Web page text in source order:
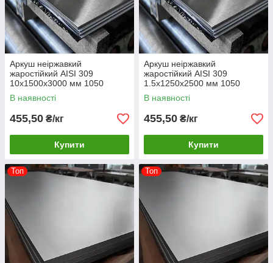
Аркуш неіржавкий
жаростійкий AISI 309
10х1500х3000 мм 1050
градусів
В наявності
455,50 ₴/кг
Купити
Аркуш неіржавкий
жаростійкий AISI 309
1.5х1250х2500 мм 1050
градусів
В наявності
455,50 ₴/кг
Купити
Топ Топ